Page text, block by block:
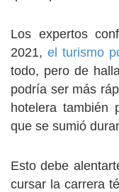
Los expertos
2021, el turismo
todo, pero de
podría ser más
hotelera también
que se sumió
Esto debe
cursar la carrera